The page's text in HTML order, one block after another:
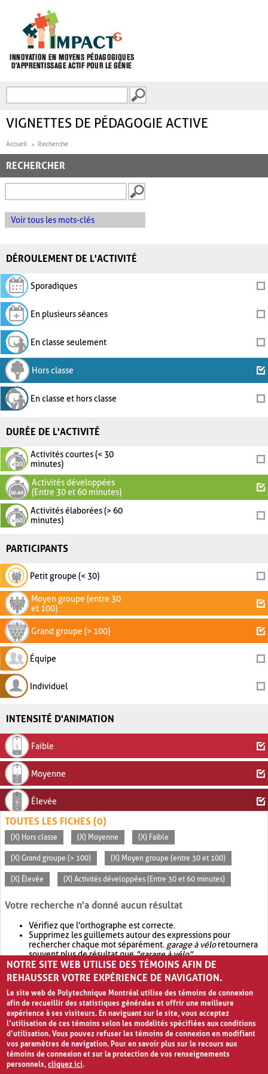
FORMULAIRE DE
VIGNETTES DE PÉDAGOGIE ACTIVE
Accueil Recherche
RECHERCHER
Voir tous les mots-clés
DÉROULEMENT DE L'ACTIVITÉ
Sporadiques
En plusieurs séances
En classe seulement
Hors classe
En classe et hors classe
DURÉE DE L'ACTIVITÉ
Activités courtes (< 30
minutes)
Activités développées
(Entre 30 et 60 minutes)
Activités élaborées (> 60
minutes)
PARTICIPANTS
Petit groupe (< 30)
Moyen groupe (entre 30
et 100)
Grand groupe (> 100)
Équipe
Individuel
INTENSITÉ D'ANIMATION
Faible
Moyenne
Élevée
TOUTES LES FICHES (0)
(X) Hors classe (X) Moyenne (X) Faible
(X) Grand groupe (> 100) (X) Moyen groupe (entre 30 et 100)
(X) Élevée (X) Activités développées (Entre 30 et 60 minutes)
Votre recherche n'a donné aucun résultat
Vérifiez que l'orthographe est correcte.
Supprimez les guillemets autour des expressions pour
rechercher chaque mot séparément. garage à véloretournera
souvent plus de résultat que"garage à vélo".
Envisagez d'élargir votre recherche avec OR.garage OR vélo
retournera souvent plus de résultat quegarage à vélo
NOTRE SITE WEB UTILISE DES TÉMOINS AFIN DE
REHAUSSER VOTRE EXPÉRIENCE DE NAVIGATION.
Le site web de Polytechnique Montréal utilise des témoins de connexion
afin de recueillir des statistiques générales et offrir une meilleure
expérience à ses visiteurs. En naviguant sur le site, vous acceptez
l’utilisation de ces témoins selon les modalités spécifiées aux conditions
d’utilisation. Vous pouvez refuser les témoins de connexion en modifiant
vos paramètres de navigation. Pour en savoir plus sur le recours aux
témoins de connexion et sur la protection de vos renseignements
personnels,cliquez ici.